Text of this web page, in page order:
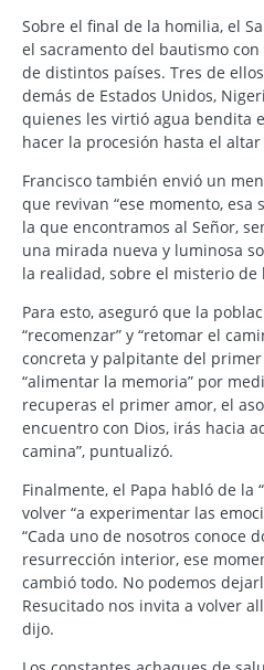
Sobre el final de la homilia, el
el sacramento del bautismo
de distintos países. Tres de
demás de Estados Unidos,
quienes les virtió agua bendita
hacer la procesión hasta el
Francisco también envió un
que revivan “ese momento, esa
la que encontramos al Señor,
una mirada nueva y luminosa
la realidad, sobre el misterio de
Para esto, aseguró que la
“recomenzar” y “retomar el
concreta y palpitante del primer
“alimentar la memoria” por
recuperas el primer amor, el
encuentro con Dios, irás hacia
camina”, puntualizó.
Finalmente, el Papa habló de la
volver “a experimentar las
“Cada uno de nosotros conoce
resurrección interior, ese
cambió todo. No podemos
Resucitado nos invita a volver
dijo.